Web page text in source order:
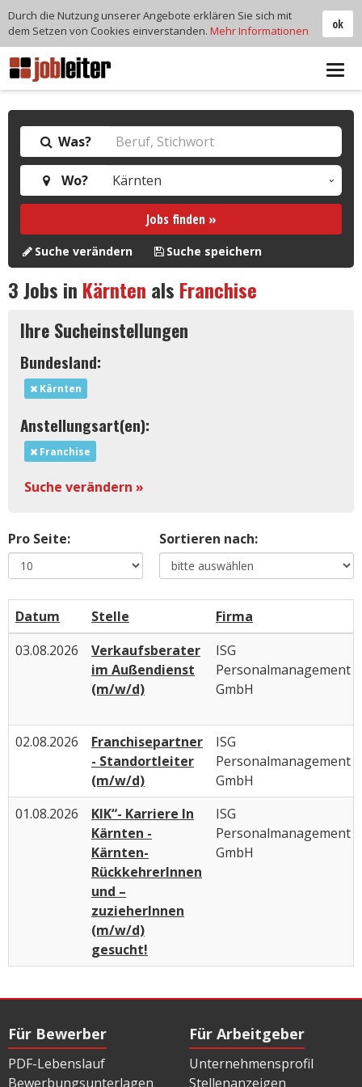
Was?
Wo?
Jobs finden »
Suche verändern Suche speichern
3Jobs in Kärnten als Franchise
Ihre Sucheinstellungen
Bundesland:
Kärnten
Anstellungsart(en):
Franchise
Suche verändern »
Pro Seite: Sortieren nach:
Datum Stelle
Firma
03.08.2026
Verkaufsberater
im Außendienst
(m/w/d)
ISG
Personalmanagement
GmbH
02.08.2026
Franchisepartner
- Standortleiter
(m/w/d)
ISG
Personalmanagement
GmbH
01.08.2026
KIK“- Karriere In
Kärnten -
Kärnten-
RückkehrerInnen
und –
zuzieherInnen
(m/w/d)
gesucht!
ISG
Personalmanagement
GmbH
Für Bewerber
PDF-Lebenslauf
Bewerbungsunterlagen
Für Arbeitgeber
Unternehmensprofil
Stellenanzeigen
ok
Durch die Nutzung unserer Angebote erklären Sie sich mit
dem Setzen von Cookies einverstanden. Mehr Informationen